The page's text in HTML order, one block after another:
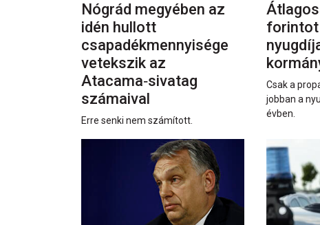
Nógrád megyében az
idén hullott
csapadékmennyisége
vetekszik az
Atacama‑sivatag
számaival
Erre senki nem számított.
forintot
Csak a
jobban a
évben.